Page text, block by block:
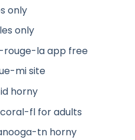
only
only
la app free
mi site
horny
fl for adults
tn horny